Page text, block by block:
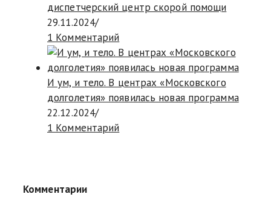
диспетчерский центр скорой помощи
29.11.2024/
1 Комментарий
И ум, и тело. В центрах «Московского
долголетия» появилась новая программа
22.12.2024/
1 Комментарий
Комментарии